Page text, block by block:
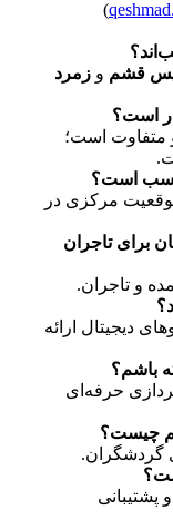
)
قشم و زمرد
است؟
متفاوت است؛
است؟
مرکزی در
برای تاجران
و تاجران.
دیجیتال ارائه
باشم؟
حرفه‌ای
چیست؟
گردشگران.
پشتیبانی